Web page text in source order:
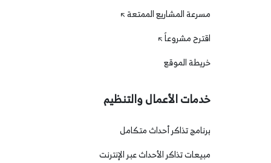
مسرعة المشاريع الممتعة
اقترح مشروعاً
خريطة الموقع
خدمات الأعمال والتنظيم
برنامج تذاكر أحداث متكامل
مبيعات تذاكر الأحداث عبر الإنترنت